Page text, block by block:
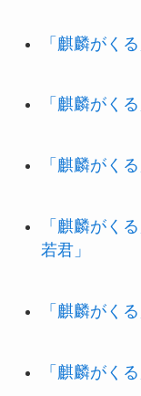
「麒麟がく
「麒麟がく
「麒麟がく
「麒麟がく
若君」
「麒麟がく
「麒麟がく